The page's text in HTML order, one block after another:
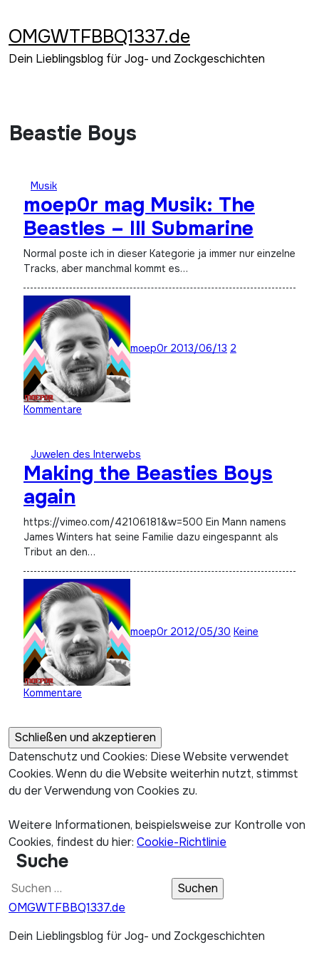
springen
OMGWTFBBQ1337.de
Dein Lieblingsblog für Jog- und Zockgeschichten
Beastie Boys
Musik
moep0r mag Musik: The
Beastles – Ill Submarine
Normal poste ich in dieser Kategorie ja immer nur einzelne
Tracks, aber manchmal kommt es…
moep0r 2013/06/13 2
Kommentare
Juwelen des Interwebs
Making the Beasties Boys
again
https://vimeo.com/42106181&w=500 Ein Mann namens
James Winters hat seine Familie dazu eingespannt als
Tribut an den…
moep0r 2012/05/30 Keine
Kommentare
Datenschutz und Cookies: Diese Website verwendet
Cookies. Wenn du die Website weiterhin nutzt, stimmst
du der Verwendung von Cookies zu.
Weitere Informationen, beispielsweise zur Kontrolle von
Cookies, findest du hier: Cookie-Richtlinie
Suche
Suchen
nach:
OMGWTFBBQ1337.de
Dein Lieblingsblog für Jog- und Zockgeschichten